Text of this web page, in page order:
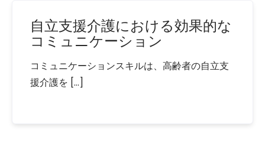
自立支援介護における効果的な
コミュニケーション
コミュニケーションスキルは、高齢者の自立支
援介護を […]